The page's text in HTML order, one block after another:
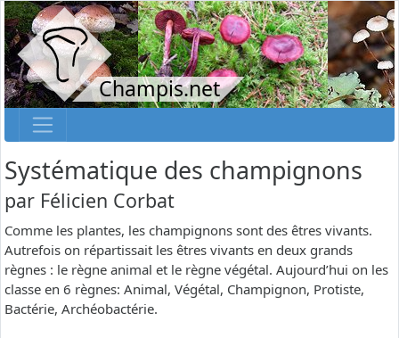
Champis.net
Systématique des champignons
par Félicien Corbat
Comme les plantes, les champignons sont des êtres vivants.
Autrefois on répartissait les êtres vivants en deux grands
règnes : le règne animal et le règne végétal. Aujourd’hui on les
classe en 6 règnes: Animal, Végétal, Champignon, Protiste,
Bactérie, Archéobactérie.